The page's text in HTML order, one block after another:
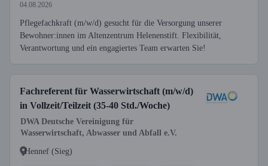
04.08.2026
Pflegefachkraft (m/w/d) gesucht für die Versorgung unserer
Bewohner:innen im Altenzentrum Helenenstift. Flexibilität,
Verantwortung und ein engagiertes Team erwarten Sie!
Fachreferent für Wasserwirtschaft (m/w/d)
in Vollzeit/Teilzeit (35-40 Std./Woche)
DWA Deutsche Vereinigung für
Wasserwirtschaft, Abwasser und Abfall e.V.
Hennef (Sieg)